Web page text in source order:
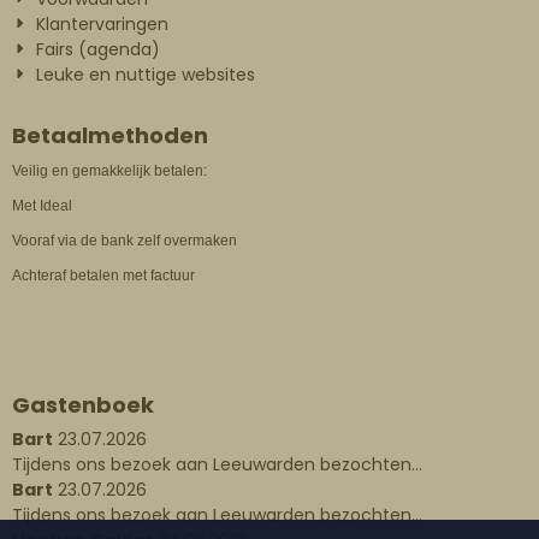
Klantervaringen
Fairs (agenda)
Leuke en nuttige websites
Betaalmethoden
Veilig en gemakkelijk betalen:
Met Ideal
Vooraf via de bank zelf overmaken
Achteraf betalen met factuur
Gastenboek
Bart 23.07.2026
Tijdens ons bezoek aan Leeuwarden bezochten...
Bart 23.07.2026
Tijdens ons bezoek aan Leeuwarden bezochten...